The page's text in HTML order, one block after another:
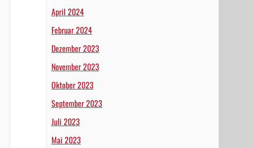
April 2024
Februar 2024
Dezember 2023
November 2023
Oktober 2023
September 2023
Juli 2023
Mai 2023